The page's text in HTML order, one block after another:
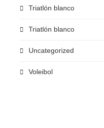
Triatlón blanco
Triatlón blanco
Uncategorized
Voleibol